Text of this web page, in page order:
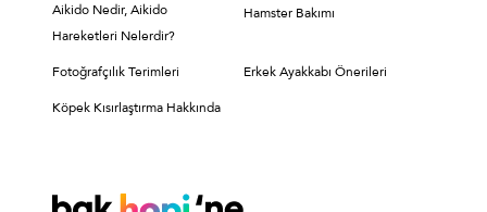
Aikido Nedir, Aikido
Hareketleri Nelerdir?
Hamster Bakımı
Fotoğrafçılık Terimleri Erkek Ayakkabı Önerileri
Köpek Kısırlaştırma Hakkında